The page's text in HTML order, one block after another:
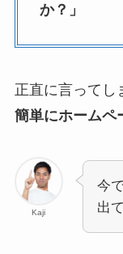
か？」
正直に言ってし
簡単にホームペ
Kaji
今
出